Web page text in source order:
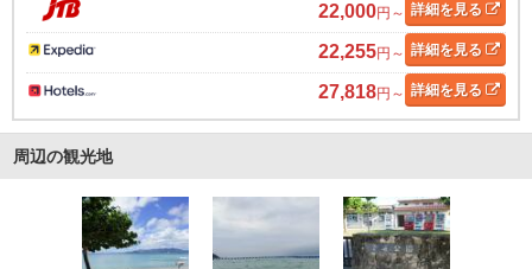
22,000円～ 詳細を見る
22,255円～ 詳細を見る
27,818円～ 詳細を見る
周辺の観光地